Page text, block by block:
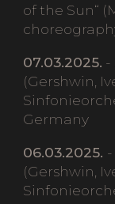
of the Sun“
07.03.2025. -
(Gershwin,
Germany
06.03.2025.
(Gershwin,